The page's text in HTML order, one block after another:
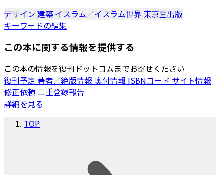
デザイン 建築 イスラム／イスラム世界 東京堂出版
キーワードの編集
この本に関する情報を提供する
この本の情報を復刊ドットコムまでお寄せください
復刊予定 著者／絶版情報 奥付情報 ISBNコード サイト情報
修正依頼二重登録報告
詳細を見る
TOP